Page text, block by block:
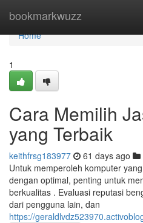
bookmarkwuzz
Home
Home
1
Cara Memilih
yang Terbaik
keithfrsg183977 61 days ago
Untuk memperoleh komputer
dengan optimal, penting untuk
berkualitas . Evaluasi reputasi
dari pengguna lain, dan
https://